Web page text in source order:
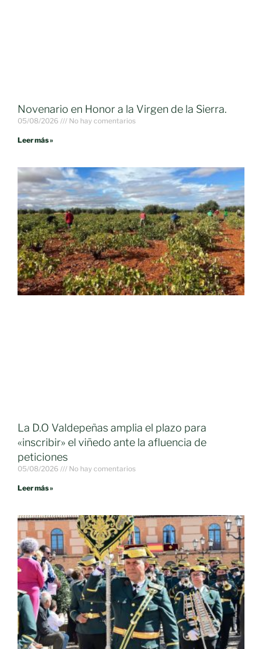
Novenario en Honor a la Virgen de la Sierra.
05/08/2026 No hay comentarios
Leer más »
La D.O Valdepeñas amplia el plazo para
«inscribir» el viñedo ante la afluencia de
peticiones
05/08/2026 No hay comentarios
Leer más »